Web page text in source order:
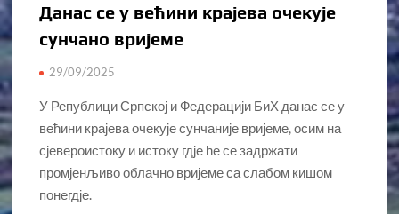
Данас се у већини крајева очекује
сунчано вријеме
29/09/2025
У Републици Српској и Федерацији БиХ данас се у
већини крајева очекује сунчаније вријеме, осим на
сјевероистоку и истоку гдје ће се задржати
промјенљиво облачно вријеме са слабом кишом
понегдје.